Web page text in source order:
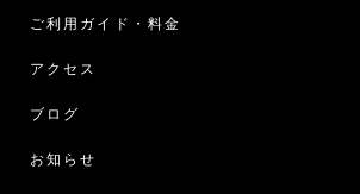
ご利用ガイド・料金
アクセス
ブログ
お知らせ